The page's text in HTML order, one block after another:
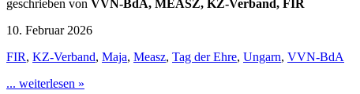
geschrieben von VVN-BdA, MEASZ, KZ-Verband, FIR
10. Februar 2026
FIR, KZ-Verband, Maja, Measz, Tag der Ehre, Ungarn, VVN-BdA
... weiterlesen »